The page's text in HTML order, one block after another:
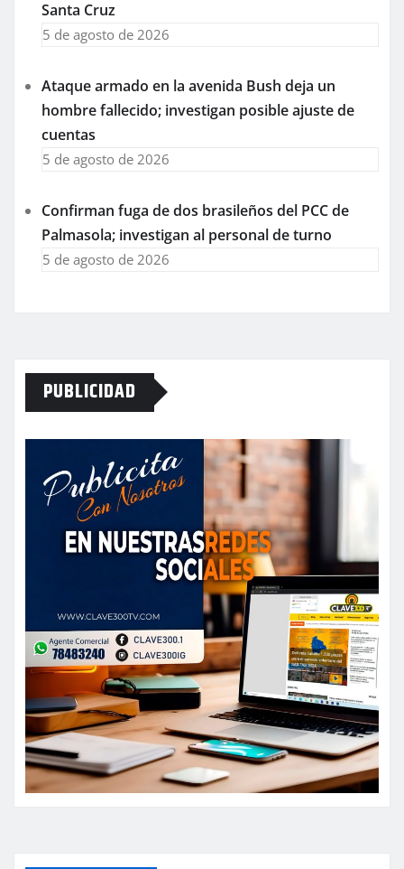
Santa Cruz
5 de agosto de 2026
Ataque armado en la avenida Bush deja un
hombre fallecido; investigan posible ajuste de
cuentas
5 de agosto de 2026
Confirman fuga de dos brasileños del PCC de
Palmasola; investigan al personal de turno
5 de agosto de 2026
PUBLICIDAD